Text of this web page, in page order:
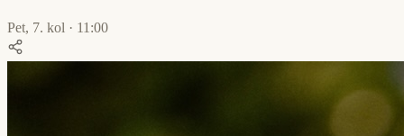
Pet, 7. kol · 11:00